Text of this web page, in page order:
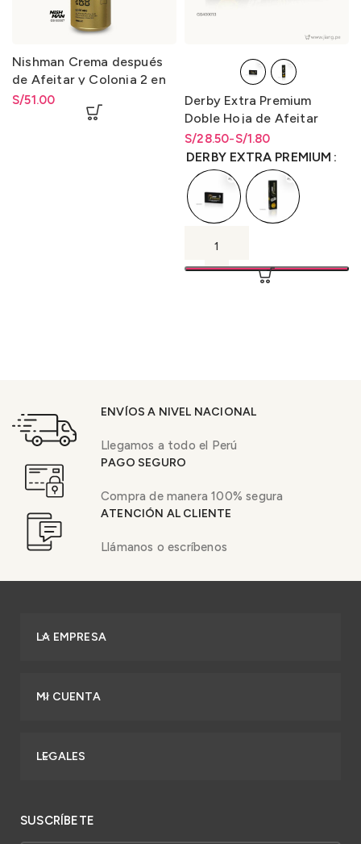
Nishman Crema después
de Afeitar y Colonia 2 en
1-4 / After Shave Cream &
Cologne 2 in 1-4 400ml.
S/51.00
Derby Extra Premium
Doble Hoja de Afeitar
Caja de 100 unidades
S/1.80
-
S/28.50
Rango de precios: desde
S/1.80 hasta S/28.50
Rango de precios: desde
S/1.80hastaS/28.50
DERBY EXTRA PREMIUM
ENVÍOS A NIVEL NACIONAL
Llegamos a todo el Perú
PAGO SEGURO
Compra de manera 100% segura
ATENCIÓN AL CLIENTE
Llámanos o escríbenos
LA EMPRESA
MI CUENTA
LEGALES
SUSCRÍBETE